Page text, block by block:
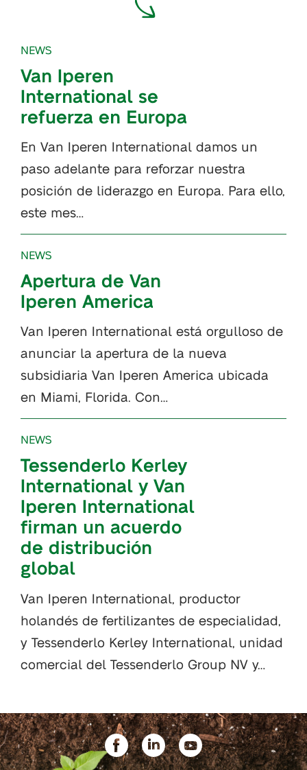
NEWS
Van Iperen
International se
refuerza en Europa
En Van Iperen International damos un
paso adelante para reforzar nuestra
posición de liderazgo en Europa. Para ello,
este mes…
NEWS
Apertura de Van
Iperen America
Van Iperen International está orgulloso de
anunciar la apertura de la nueva
subsidiaria Van Iperen America ubicada
en Miami, Florida. Con…
NEWS
Tessenderlo Kerley
International y Van
Iperen International
firman un acuerdo
de distribución
global
Van Iperen International, productor
holandés de fertilizantes de especialidad,
y Tessenderlo Kerley International, unidad
comercial del Tessenderlo Group NV y…